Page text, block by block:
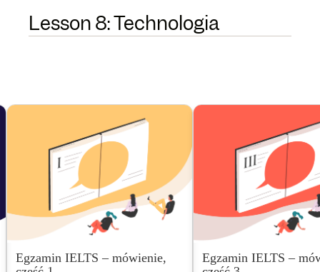
Lesson 8: Technologia
Egzamin IELTS – mówienie,
Egzamin IELTS –